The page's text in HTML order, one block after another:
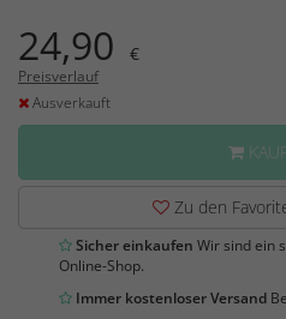
24,90 €
Preisverlauf
Ausverkauft
Zu den
Sicher einkaufen Wir sind ein
Online-Shop.
Immer kostenloser Versand